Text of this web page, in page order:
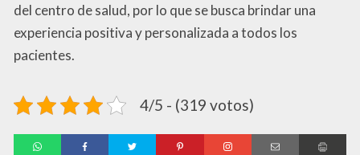
del centro de salud, por lo que se busca brindar una
experiencia positiva y personalizada a todos los
pacientes.
4/5 - (319 votos)